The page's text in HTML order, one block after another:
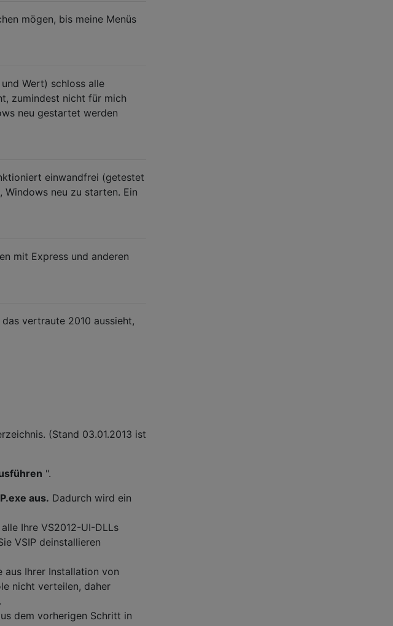
mögen, bis meine Menüs
Wert) schloss alle
zumindest nicht für mich
neu gestartet werden
einwandfrei (getestet
neu zu starten. Ein
mit Express und anderen
vertraute 2010 aussieht,
(Stand 03.01.2013 ist
".
aus. Dadurch wird ein
Ihre VS2012-UI-DLLs
VSIP deinstallieren
Ihrer Installation von
nicht verteilen, daher
dem vorherigen Schritt in